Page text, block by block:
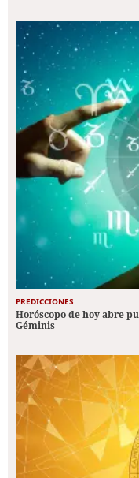
PREDICCIONES
Horóscopo de hoy abre
Géminis